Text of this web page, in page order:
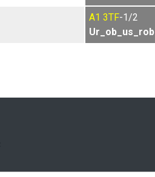
A1 3TF-1/2
Ur_ob_us_rob